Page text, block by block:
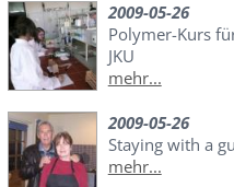
2009-05-26
Polymer-Kurs
JKU
mehr...
2009-05-26
Staying with a
mehr...